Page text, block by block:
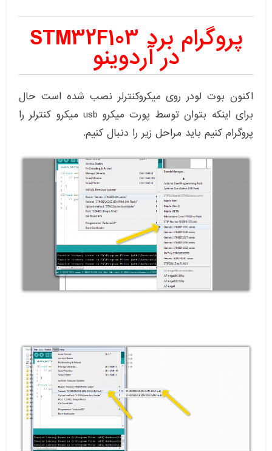
پروگرام برد STM32F103
در آردوینو
اکنون بوت لودر روی میکروکنترلر نصب شده است حال
برای اینکه بتوان توسط پورت میکرو usb میکرو کنترلر را
پروگرام کنیم باید مراحل زیر را دنبال کنیم.